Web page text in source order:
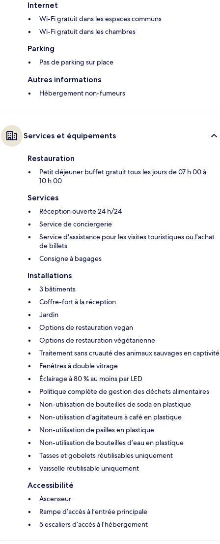
Internet
Wi-Fi gratuit dans les espaces communs
Wi-Fi gratuit dans les chambres
Parking
Pas de parking sur place
Autres informations
Hébergement non-fumeurs
Services et équipements
Restauration
Petit déjeuner buffet gratuit tous les jours de 07 h 00 à
10 h 00
Services
Réception ouverte 24 h/24
Service de conciergerie
Service d'assistance pour les visites touristiques ou l'achat
de billets
Consigne à bagages
Installations
3 bâtiments
Coffre-fort à la réception
Jardin
Options de restauration vegan
Options de restauration végétarienne
Traitement sans cruauté des animaux sauvages en captivité
Fenêtres à double vitrage
Éclairage à 80 % au moins par LED
Politique complète de gestion des déchets alimentaires
Non-utilisation de bouteilles de soda en plastique
Non-utilisation d’agitateurs à café en plastique
Non-utilisation de pailles en plastique
Non-utilisation de bouteilles d’eau en plastique
Tasses et gobelets réutilisables uniquement
Vaisselle réutilisable uniquement
Accessibilité
Ascenseur
Rampe d’accès à l’entrée principale
5 escaliers d’accès à l’hébergement